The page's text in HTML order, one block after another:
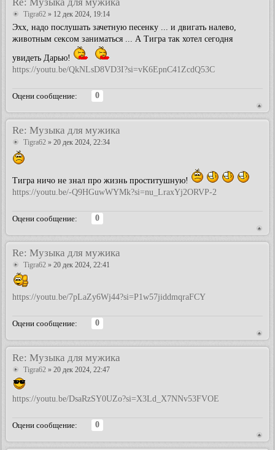
Tigra62 » 12 дек 2024, 19:14
Эхх, надо послушать зачетную песенку ... и двигать налево,
животным сексом заниматься ... А Тигра так хотел сегодня
увидеть Дарью!
https://youtu.be/QkNLsD8VD3I?si=vK6EpnC41ZcdQ53C
Оцени сообщение:
0
Re: Музыка для мужика
Tigra62 » 20 дек 2024, 22:34
Тигра ничо не знал про жизнь проститушную!
https://youtu.be/-Q9HGuwWYMk?si=nu_LraxYj2ORVP-2
Оцени сообщение:
0
Re: Музыка для мужика
Tigra62 » 20 дек 2024, 22:41
https://youtu.be/7pLaZy6Wj44?si=P1w57jiddmqraFCY
Оцени сообщение:
0
Re: Музыка для мужика
Tigra62 » 20 дек 2024, 22:47
https://youtu.be/DsaRzSY0UZo?si=X3Ld_X7NNv53FVOE
Оцени сообщение:
0